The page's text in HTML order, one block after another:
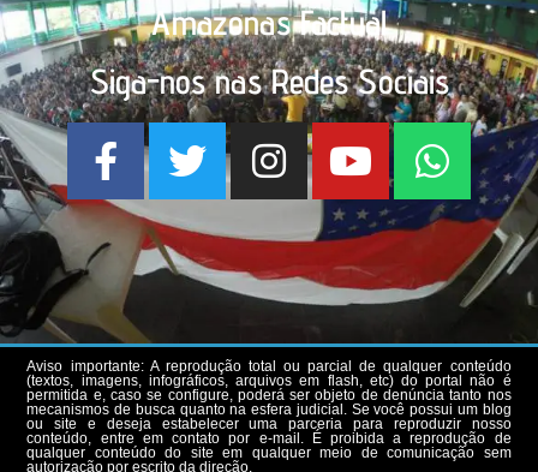
Amazonas Factual
Siga-nos nas Redes Sociais
Aviso importante: A reprodução total ou parcial de qualquer conteúdo
(textos, imagens, infográficos, arquivos em flash, etc) do portal não é
permitida e, caso se configure, poderá ser objeto de denúncia tanto nos
mecanismos de busca quanto na esfera judicial. Se você possui um blog
ou site e deseja estabelecer uma parceria para reproduzir nosso
conteúdo, entre em contato por e-mail. É proibida a reprodução de
qualquer conteúdo do site em qualquer meio de comunicação sem
autorização por escrito da direção.